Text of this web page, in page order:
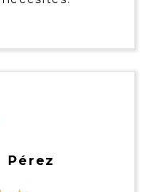
Pérez